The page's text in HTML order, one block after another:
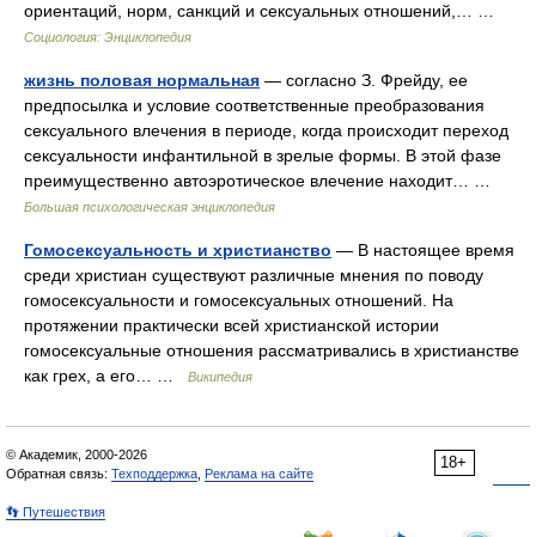
ориентаций, норм, санкций и сексуальных отношений,… …
Социология: Энциклопедия
жизнь половая нормальная — согласно З. Фрейду, ее
предпосылка и условие соответственные преобразования
сексуального влечения в периоде, когда происходит переход
сексуальности инфантильной в зрелые формы. В этой фазе
преимущественно автоэротическое влечение находит… …
Большая психологическая энциклопедия
Гомосексуальность и христианство — В настоящее время
среди христиан существуют различные мнения по поводу
гомосексуальности и гомосексуальных отношений. На
протяжении практически всей христианской истории
гомосексуальные отношения рассматривались в христианстве
как грех, а его… …
Википедия
18+
© Академик, 2000-2026
Обратная связь: Техподдержка Реклама на сайте
👣 Путешествия